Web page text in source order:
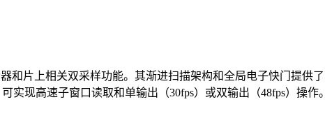
和片上相关双采样功能。其渐进扫描架构和全局电子快门提供
现高速子窗口读取和单输出（30fps）或双输出（48fps）操作。